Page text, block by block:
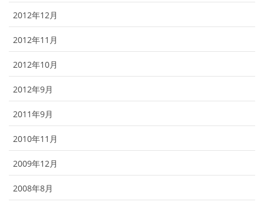
2012年12月
2012年11月
2012年10月
2012年9月
2011年9月
2010年11月
2009年12月
2008年8月